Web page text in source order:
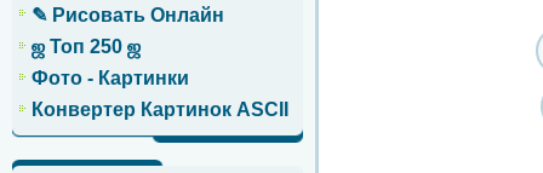
✎ Рисовать Онлайн
ஜ Топ 250 ஜ
Фото - Картинки
Конвертер Картинок ASCII